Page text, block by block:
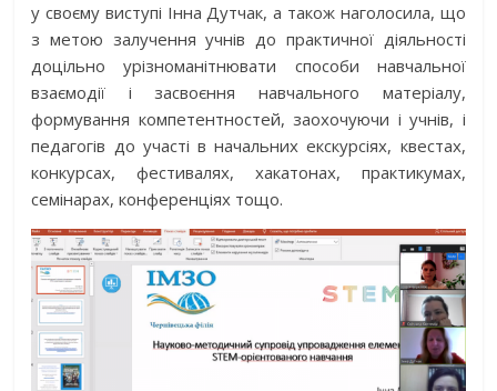
у своєму виступі Інна Дутчак, а також наголосила, що
з метою залучення учнів до практичної діяльності
доцільно урізноманітнювати способи навчальної
взаємодії і засвоєння навчального матеріалу,
формування компетентностей, заохочуючи і учнів, і
педагогів до участі в начальних екскурсіях, квестах,
конкурсах, фестивалях, хакатонах, практикумах,
семінарах, конференціях тощо.